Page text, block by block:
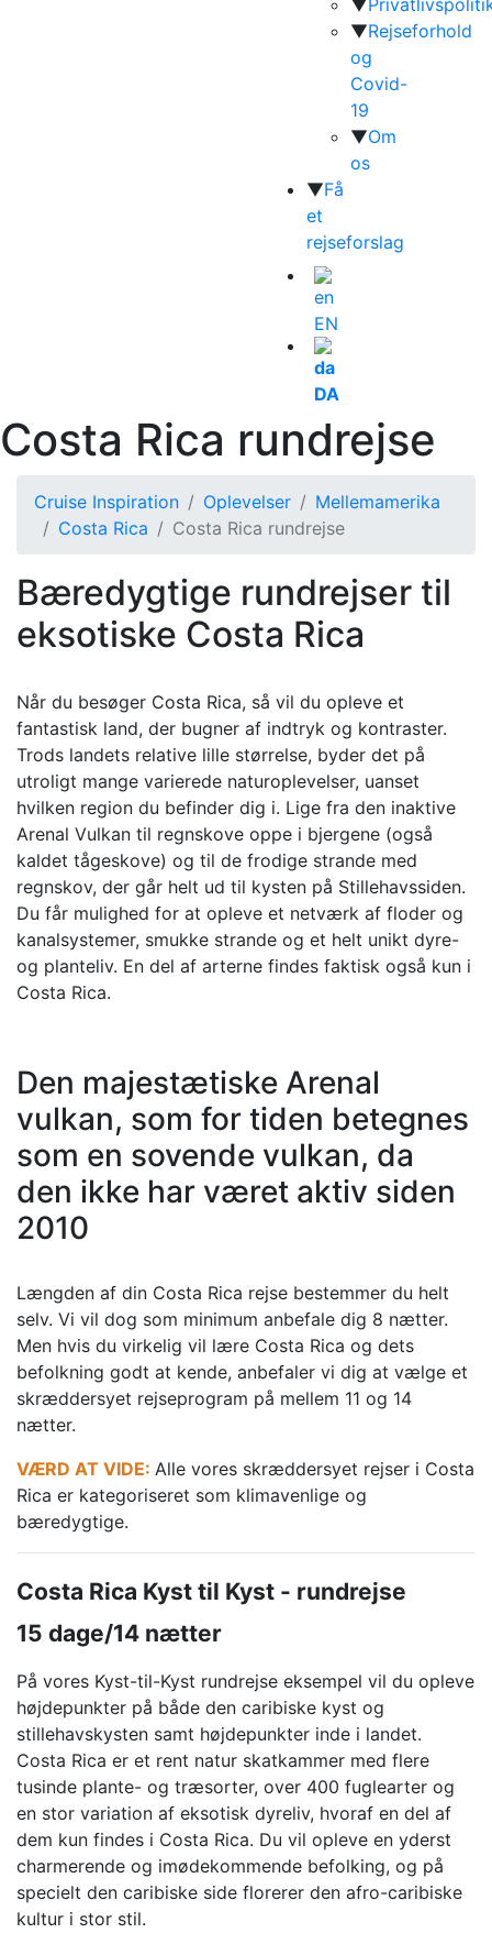
▼
▼Rejseforhold
og
Covid-
19
▼Om
os
▼Få
et
rejseforslag
EN
DA
Costa Rica rundrejse
Cruise Inspiration Oplevelser
Mellemamerika
Costa Rica
Costa Rica rundrejse
Bæredygtige rundrejser til
eksotiske Costa Rica
Når du besøger Costa Rica, så vil du opleve et
fantastisk land, der bugner af indtryk og kontraster.
Trods landets relative lille størrelse, byder det på
utroligt mange varierede naturoplevelser, uanset
hvilken region du befinder dig i. Lige fra den inaktive
Arenal Vulkan til regnskove oppe i bjergene (også
kaldet tågeskove) og til de frodige strande med
regnskov, der går helt ud til kysten på Stillehavssiden.
Du får mulighed for at opleve et netværk af floder og
kanalsystemer, smukke strande og et helt unikt dyre-
og planteliv. En del af arterne findes faktisk også kun i
Costa Rica.
Den majestætiske Arenal
vulkan, som for tiden betegnes
som en sovende vulkan, da
den ikke har været aktiv siden
2010
Længden af din Costa Rica rejse bestemmer du helt
selv. Vi vil dog som minimum anbefale dig 8 nætter.
Men hvis du virkelig vil lære Costa Rica og dets
befolkning godt at kende, anbefaler vi dig at vælge et
skræddersyet rejseprogram på mellem 11 og 14
nætter.
VÆRD AT VIDE: Alle vores skræddersyet rejser i Costa
Rica er kategoriseret som klimavenlige og
bæredygtige.
Costa Rica Kyst til Kyst - rundrejse
15 dage/14 nætter
På vores Kyst-til-Kyst rundrejse eksempel vil du opleve
højdepunkter på både den caribiske kyst og
stillehavskysten samt højdepunkter inde i landet.
Costa Rica er et rent natur skatkammer med flere
tusinde plante- og træsorter, over 400 fuglearter og
en stor variation af eksotisk dyreliv, hvoraf en del af
dem kun findes i Costa Rica. Du vil opleve en yderst
charmerende og imødekommende befolking, og på
specielt den caribiske side florerer den afro-caribiske
kultur i stor stil.